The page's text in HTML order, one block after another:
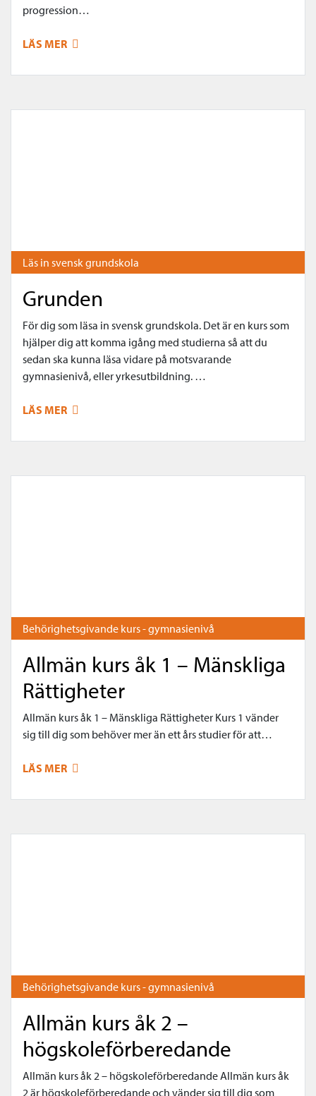
progression…
LÄS MER
Läs in svensk grundskola
Grunden
För dig som läsa in svensk grundskola. Det är en kurs som
hjälper dig att komma igång med studierna så att du
sedan ska kunna läsa vidare på motsvarande
gymnasienivå, eller yrkesutbildning. …
LÄS MER
Behörighetsgivande kurs - gymnasienivå
Allmän kurs åk 1 – Mänskliga
Rättigheter
Allmän kurs åk 1 – Mänskliga Rättigheter Kurs 1 vänder
sig till dig som behöver mer än ett års studier för att…
LÄS MER
Behörighetsgivande kurs - gymnasienivå
Allmän kurs åk 2 –
högskoleförberedande
Allmän kurs åk 2 – högskoleförberedande Allmän kurs åk
2 är högskoleförberedande och vänder sig till dig som